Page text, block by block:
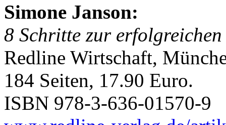
Simone Janson:
8 Schritte zur
Redline Wirtschaft,
184 Seiten, 17.90 Euro.
ISBN 978-3-636-01570-9